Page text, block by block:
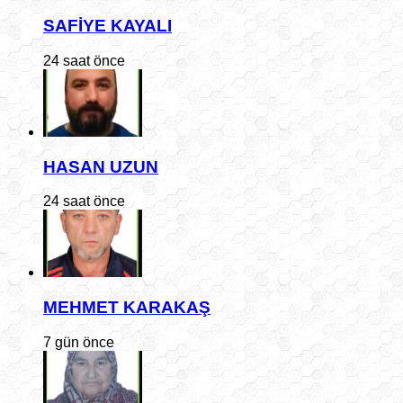
SAFİYE KAYALI
24 saat önce
HASAN UZUN
24 saat önce
MEHMET KARAKAŞ
7 gün önce